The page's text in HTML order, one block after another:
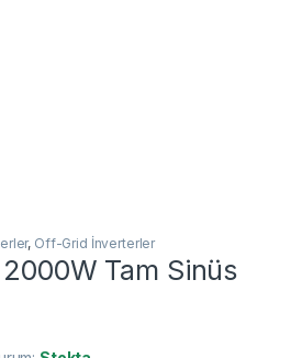
, Off-Grid İnverterler
Tam Sinüs